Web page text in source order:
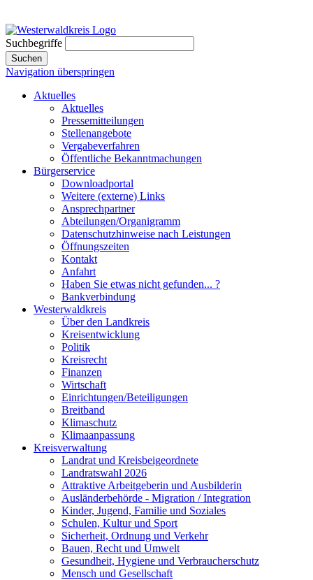
Suchbegriffe
Suchen
Navigation überspringen
Aktuelles
Aktuelles
Pressemitteilungen
Stellenangebote
Vergabeverfahren
Öffentliche Bekanntmachungen
Bürgerservice
Downloadportal
Weitere (externe) Links
Ansprechpartner
Abteilungen/Organigramm
Datenschutzhinweise nach Leistungen
Öffnungszeiten
Kontakt
Anfahrt
Haben Sie etwas nicht gefunden... ?
Bankverbindung
Westerwaldkreis
Über den Landkreis
Kreisentwicklung
Politik
Kreisrecht
Finanzen
Wirtschaft
Einrichtungen/Beteiligungen
Breitband
Klimaschutz
Klimaanpassung
Kreisverwaltung
Landrat und Kreisbeigeordnete
Landratswahl 2026
Attraktive Arbeitgeberin und Ausbilderin
Ausländerbehörde - Migration / Integration
Kinder, Jugend, Familie und Soziales
Schulen, Kultur und Sport
Sicherheit, Ordnung und Verkehr
Bauen, Recht und Umwelt
Gesundheit, Hygiene und Verbraucherschutz
Mensch und Gesellschaft